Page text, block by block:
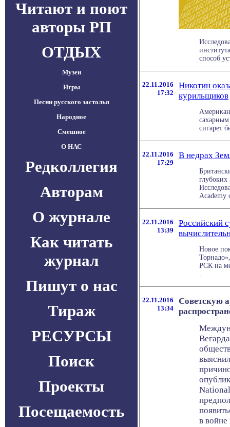
Читают и поют
авторы РП
ОТДЫХ
Музеи
Игры
Песни русского застолья
Народное
Смешное
О НАС
Редколлегия
Авторам
О журнале
Как читать
журнал
Пишут о нас
Тираж
РЕСУРСЫ
Поиск
Проекты
Посещаемость
способ
22.11.2016
17:32
Никотин
курильщиков
сигарет
22.11.2016
17:29
В недрах
Academy
22.11.2016
13:39
Российский
Новое
РСК на
.
22.11.2016
13:34
Советскую
в